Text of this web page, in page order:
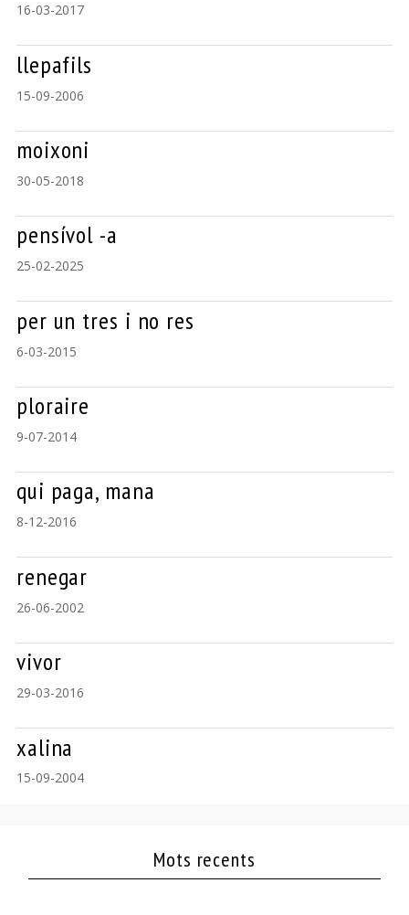
16-03-2017
llepafils
15-09-2006
moixoni
30-05-2018
pensívol -a
25-02-2025
per un tres i no res
6-03-2015
ploraire
9-07-2014
qui paga, mana
8-12-2016
renegar
26-06-2002
vivor
29-03-2016
xalina
15-09-2004
Mots recents